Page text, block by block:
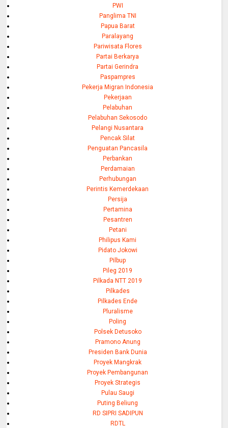
PWI
Panglima TNI
Papua Barat
Paralayang
Pariwisata Flores
Partai Berkarya
Partai Gerindra
Paspampres
Pekerja Migran Indonesia
Pekerjaan
Pelabuhan
Pelabuhan Sekosodo
Pelangi Nusantara
Pencak Silat
Penguatan Pancasila
Perbankan
Perdamaian
Perhubungan
Perintis Kemerdekaan
Persija
Pertamina
Pesantren
Petani
Philipus Kami
Pidato Jokowi
Pilbup
Pileg 2019
Pilkada NTT 2019
Pilkades
Pilkades Ende
Pluralisme
Poling
Polsek Detusoko
Pramono Anung
Presiden Bank Dunia
Proyek Mangkrak
Proyek Pembangunan
Proyek Strategis
Pulau Saugi
Puting Beliung
RD SIPRI SADIPUN
RDTL